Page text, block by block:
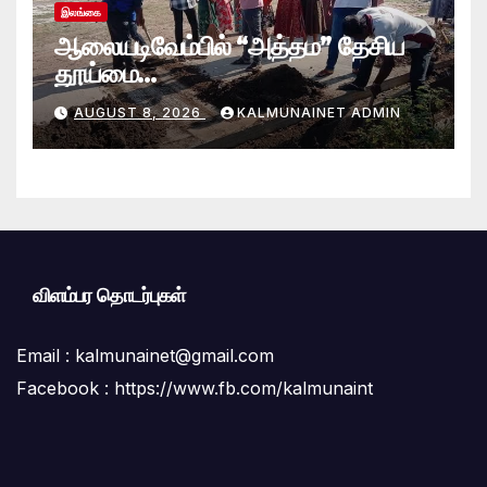
இலங்கை
ஆலையடிவேம்பில் “அத்தம” தேசிய
தூய்மை
வேலைத்திட்டம்.:ஆலையடிவேம்பு
பிரதேச செயலகமும் பிரதேச சபையும்
இணைந்து விசேட தூய்மைப் பணி.
AUGUST 8, 2026 KALMUNAINET ADMIN
விளம்பர தொடர்புகள்
Email : kalmunainet@gmail.com
Facebook : https://www.fb.com/kalmunaint